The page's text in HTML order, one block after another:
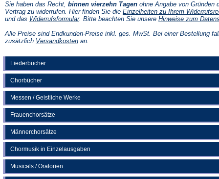
Liederbücher
Chorbücher
Messen / Geistliche Werke
Frauenchorsätze
Männerchorsätze
Chormusik in Einzelausgaben
Musicals / Oratorien
Sie haben das Recht, binnen vierzehn Tagen ohne Angabe von Gründen
Vertrag zu widerrufen. Hier finden Sie die Einzelheiten zu Ihrem
und das Widerrufsformular(Öffnet
einem
neuen
. Bitte beachten Sie unsere Hinweise zum
Alle Preise sind Endkunden-Preise inkl. ges. MwSt. Bei einer Bestellung
zusätzlich Versandkosten(Öffnet
an.